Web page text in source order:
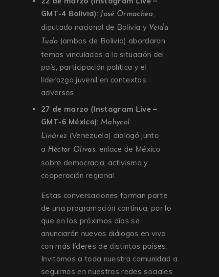
GMT-4 Bolivia): José Ormachea
diputado nacional de Bolivia y Veida
Tudo (ambos de Bolivia) abordaron
temas vinculados a la situación del
país, participación política y el
liderazgo juvenil en contextos
adversos.
27 de marzo (Instagram Live –
GMT-6 México): Mahycol
Linárez (Venezuela) dialogó junto
a Héctor Olivas
, enlace de México
sobre democracia, activismo y
cooperación regional.
Estas conversaciones forman parte
de una programación continua, por lo
que en los próximos días se
anunciarán nuevos diálogos en vivo
con más líderes de distintos países.
Invitamos a toda nuestra comunidad a
seguirnos en nuestras redes sociales